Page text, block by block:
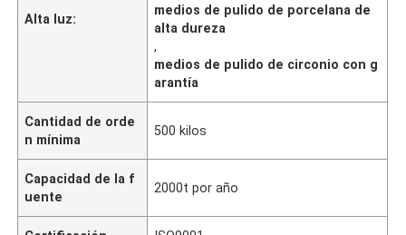
Alta luz:
medios de pulido de porcelana de
alta dureza
,
medios de pulido de circonio con g
arantía
Cantidad de orde
n mínima
500 kilos
Capacidad de la f
uente
2000t por año